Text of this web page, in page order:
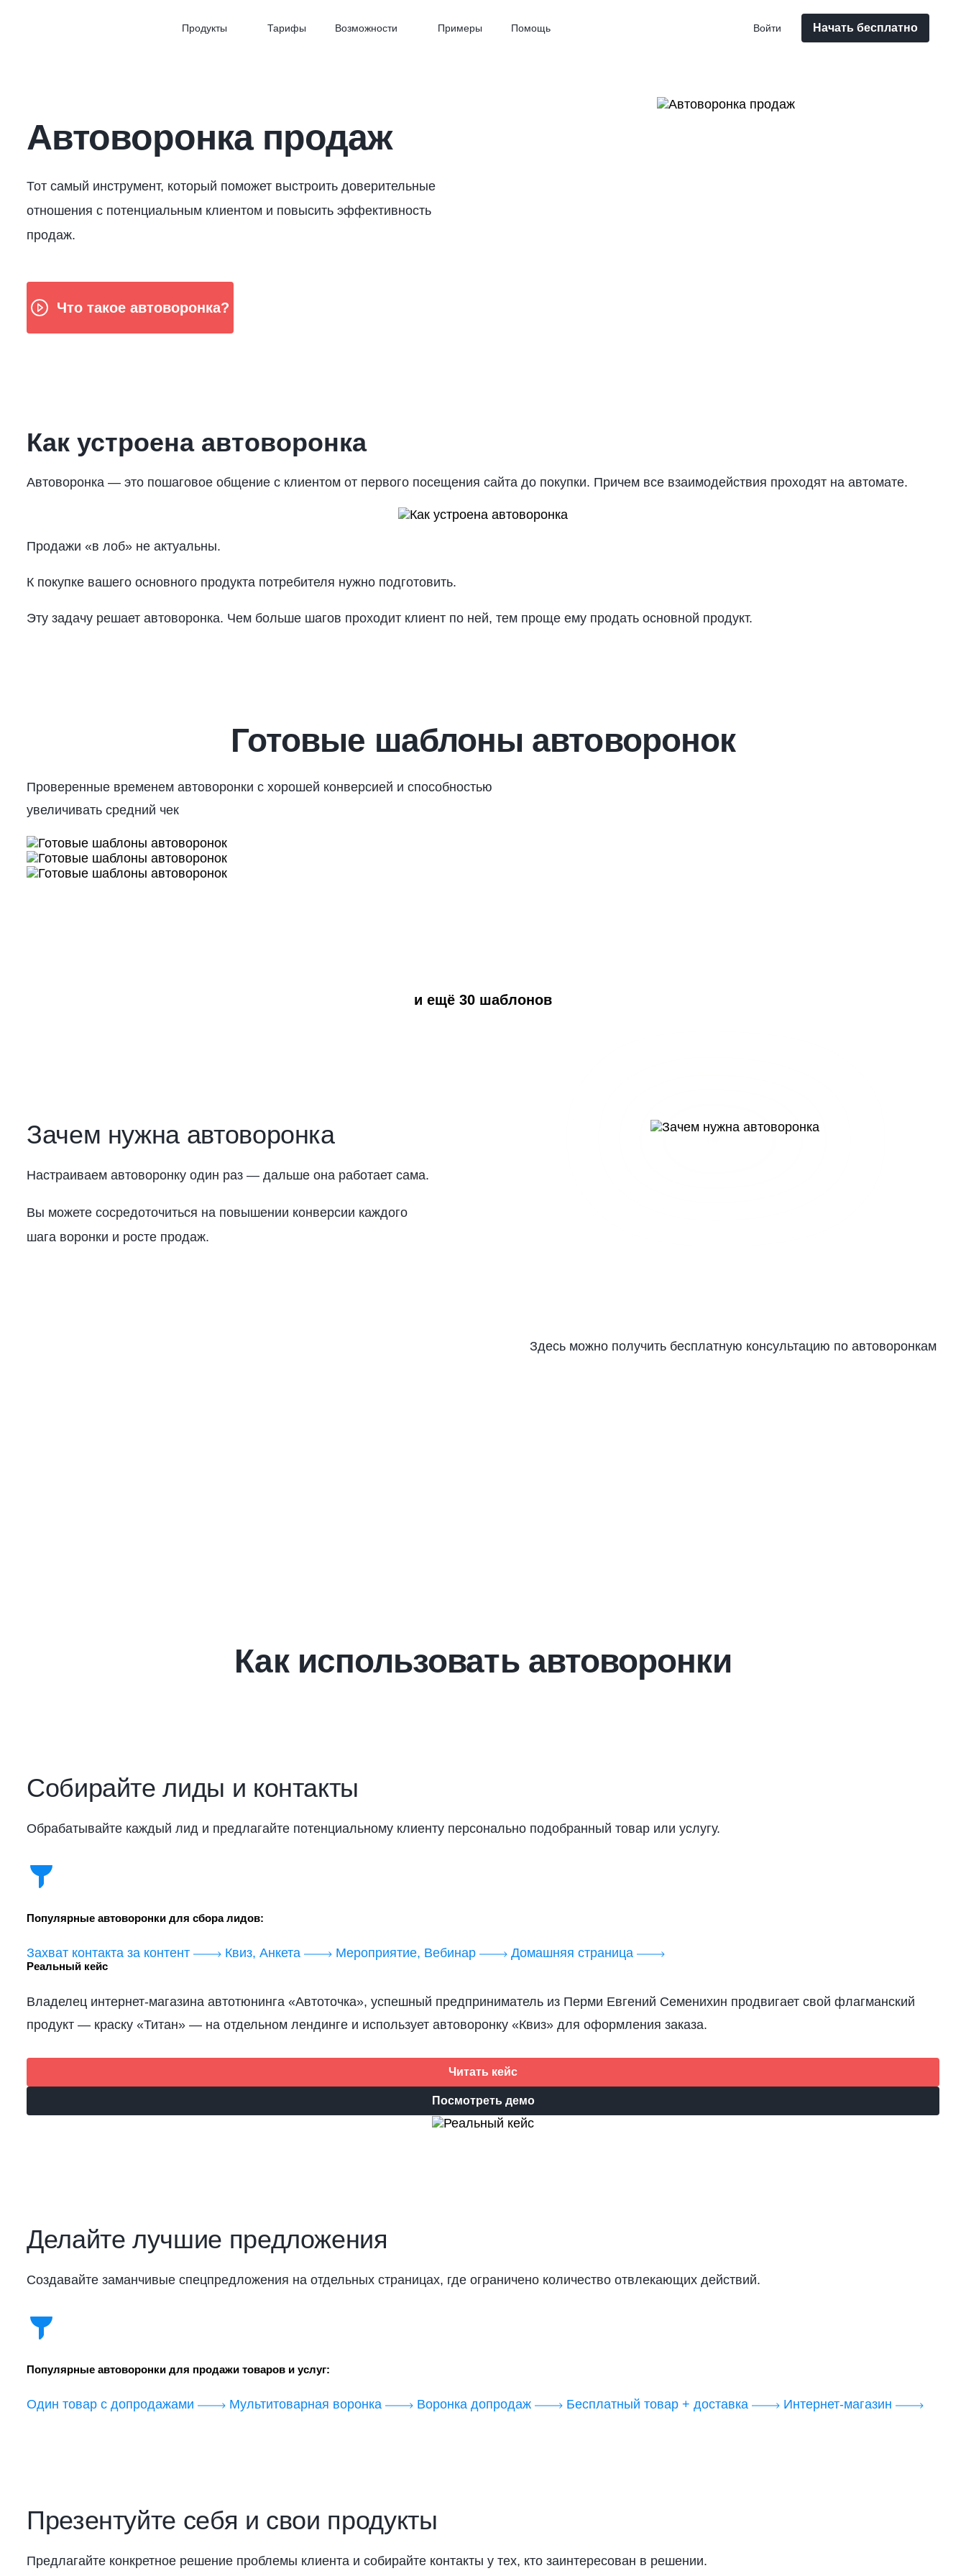
Продукты Тарифы Возможности Примеры Помощь Начать бесплатно
Войти
Автоворонка продаж
Тот самый инструмент, который поможет выстроить доверительные
отношения с потенциальным клиентом и повысить эффективность
продаж.
Что такое автоворонка?
Как устроена автоворонка
Автоворонка — это пошаговое общение с клиентом от первого посещения сайта до покупки. Причем все взаимодействия проходят на автомате.
Продажи «в лоб» не актуальны.
К покупке вашего основного продукта потребителя нужно подготовить.
Эту задачу решает автоворонка. Чем больше шагов проходит клиент по ней, тем проще ему продать основной продукт.
Готовые шаблоны автоворонок
Проверенные временем автоворонки с хорошей конверсией и способностью
увеличивать средний чек
и ещё 30 шаблонов
Зачем нужна автоворонка
Настраиваем автоворонку один раз — дальше она работает сама.
Вы можете сосредоточиться на повышении конверсии каждого
шага воронки и росте продаж.
Здесь можно получить бесплатную консультацию по автоворонкам
Как использовать автоворонки
Собирайте лиды и контакты
Обрабатывайте каждый лид и предлагайте потенциальному клиенту персонально подобранный товар или услугу.
Популярные автоворонки для сбора лидов:
Захват контакта за контент Квиз, Анкета Мероприятие, Вебинар Домашняя страница
Реальный кейс
Владелец интернет-магазина автотюнинга «Автоточка», успешный предприниматель из Перми Евгений Семенихин продвигает свой флагманский
продукт — краску «Титан» — на отдельном лендинге и использует автоворонку «Квиз» для оформления заказа.
Читать кейс
Посмотреть демо
Делайте лучшие предложения
Создавайте заманчивые спецпредложения на отдельных страницах, где ограничено количество отвлекающих действий.
Популярные автоворонки для продажи товаров и услуг:
Один товар с допродажами Мультитоварная воронка Воронка допродаж Бесплатный товар + доставка Интернет-магазин
Презентуйте себя и свои продукты
Предлагайте конкретное решение проблемы клиента и собирайте контакты у тех, кто заинтересован в решении.